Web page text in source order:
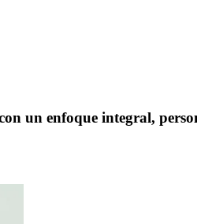
un enfoque integral,